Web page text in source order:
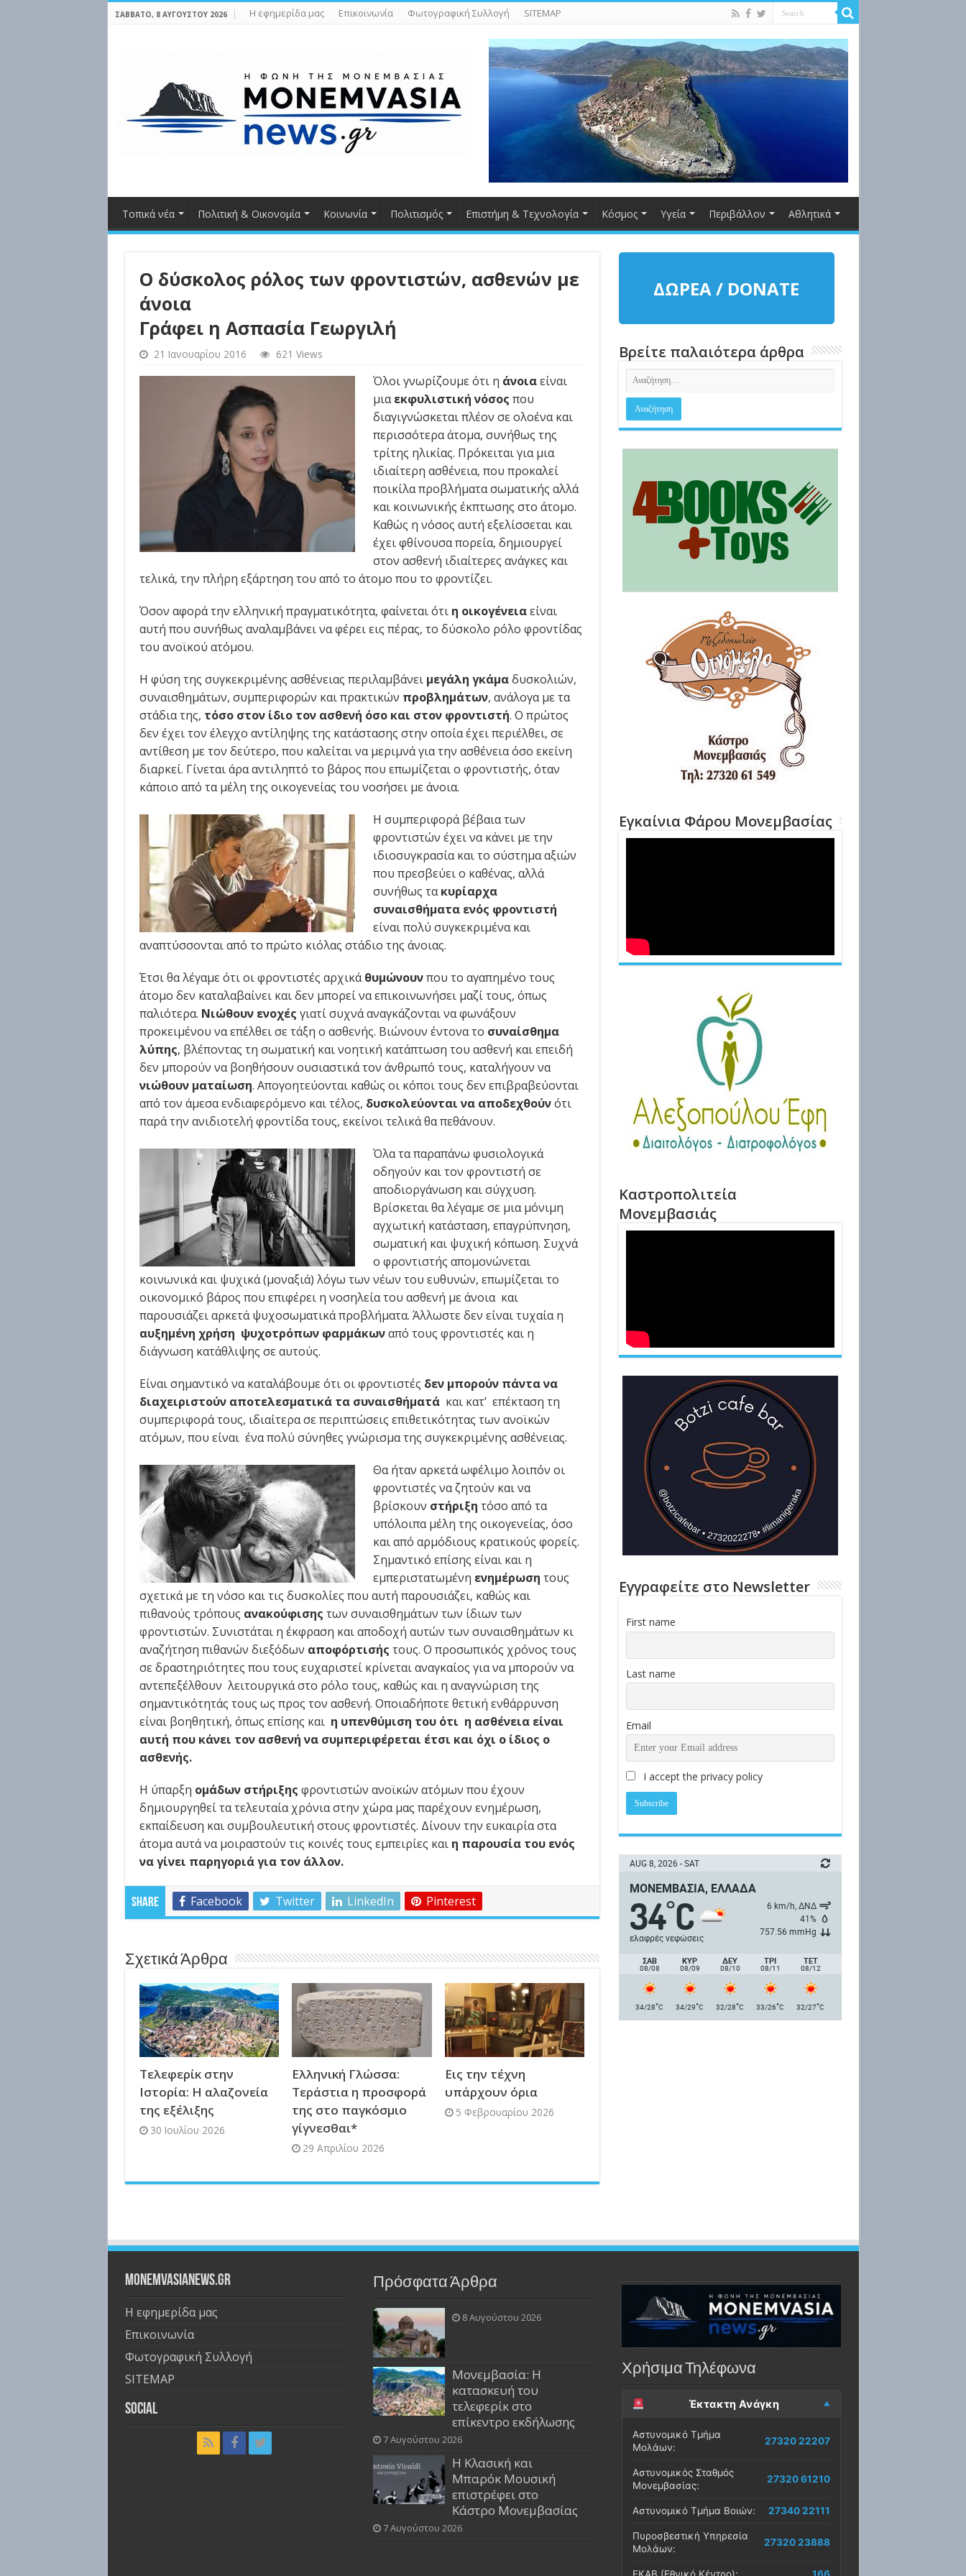
ΣΆΒΒΑΤΟ, 8 ΑΥΓΟΎΣΤΟΥ 2026 Η εφημερίδα μας Επικοινωνία Φωτογραφική Συλλογή SITEMAP
Τοπικά νέα Πολιτική & Οικονομία Κοινωνία Πολιτισμός Επιστήμη & Τεχνολογία Κόσμος Υγεία Περιβάλλον Αθλητικά
Ο δύσκολος ρόλος των φροντιστών, ασθενών με
άνοια
Γράφει η Ασπασία Γεωργιλή
21 Ιανουαρίου 2016 621 Views
Όλοι γνωρίζουμε ότι η άνοιαείναι
μιαεκφυλιστική νόσος που
διαγιγνώσκεται πλέον σε ολοένα και
περισσότερα άτομα, συνήθως της
τρίτης ηλικίας. Πρόκειται για μια
ιδιαίτερη ασθένεια, που προκαλεί
ποικίλα προβλήματα σωματικής αλλά
και κοινωνικής έκπτωσης στο άτομο.
Καθώς η νόσος αυτή εξελίσσεται και
έχει φθίνουσα πορεία, δημιουργεί
στον ασθενή ιδιαίτερες ανάγκες και
τελικά, την πλήρη εξάρτηση του από το άτομο που το φροντίζει.
Όσον αφορά την ελληνική πραγματικότητα, φαίνεται ότι η οικογένειαείναι
αυτή που συνήθως αναλαμβάνει να φέρει εις πέρας, το δύσκολο ρόλο φροντίδας
του ανοϊκού ατόμου.
Η φύση της συγκεκριμένης ασθένειας περιλαμβάνει μεγάλη γκάμαδυσκολιών,
συναισθημάτων, συμπεριφορών και πρακτικών προβλημάτων, ανάλογα με τα
στάδια της, τόσο στον ίδιο τον ασθενή όσο και στον φροντιστή. Ο πρώτος
δεν έχει τον έλεγχο αντίληψης της κατάστασης στην οποία έχει περιέλθει, σε
αντίθεση με τον δεύτερο, που καλείται να μεριμνά για την ασθένεια όσο εκείνη
διαρκεί. Γίνεται άρα αντιληπτό το βάρος που επωμίζεται ο φροντιστής, όταν
κάποιο από τα μέλη της οικογενείας του νοσήσει με άνοια.
Η συμπεριφορά βέβαια των
φροντιστών έχει να κάνει με την
ιδιοσυγκρασία και το σύστημα αξιών
που πρεσβεύει ο καθένας, αλλά
συνήθως τακυρίαρχα
συναισθήματα ενός φροντιστή
είναι πολύ συγκεκριμένα και
αναπτύσσονται από το πρώτο κιόλας στάδιο της άνοιας.
Έτσι θα λέγαμε ότι οι φροντιστές αρχικάθυμώνουνπου το αγαπημένο τους
άτομο δεν καταλαβαίνει και δεν μπορεί να επικοινωνήσει μαζί τους, όπως
παλιότερα. Νιώθουν ενοχές γιατί συχνά αναγκάζονται να φωνάξουν
προκειμένου να επέλθει σε τάξη ο ασθενής. Βιώνουν έντονα το συναίσθημα
λύπης, βλέποντας τη σωματική και νοητική κατάπτωση του ασθενή και επειδή
δεν μπορούν να βοηθήσουν ουσιαστικά τον άνθρωπό τους, καταλήγουν να
νιώθουν ματαίωση. Απογοητεύονται καθώς οι κόποι τους δεν επιβραβεύονται
από τον άμεσα ενδιαφερόμενο και τέλος, δυσκολεύονται να αποδεχθούνότι
παρά την ανιδιοτελή φροντίδα τους, εκείνοι τελικά θα πεθάνουν.
Όλα τα παραπάνω φυσιολογικά
οδηγούν και τον φροντιστή σε
αποδιοργάνωση και σύγχυση.
Βρίσκεται θα λέγαμε σε μια μόνιμη
αγχωτική κατάσταση, επαγρύπνηση,
σωματική και ψυχική κόπωση. Συχνά
ο φροντιστής απομονώνεται
κοινωνικά και ψυχικά (μοναξιά) λόγω των νέων του ευθυνών, επωμίζεται το
οικονομικό βάρος που επιφέρει η νοσηλεία του ασθενή με άνοια και
παρουσιάζει αρκετά ψυχοσωματικά προβλήματα. Άλλωστε δεν είναι τυχαία η
αυξημένη χρήση ψυχοτρόπων φαρμάκωναπό τους φροντιστές και η
διάγνωση κατάθλιψης σε αυτούς.
Είναι σημαντικό να καταλάβουμε ότι οι φροντιστές δεν μπορούν πάντα να
διαχειριστούν αποτελεσματικά τα συναισθήματάκαι κατ’ επέκταση τη
συμπεριφορά τους, ιδιαίτερα σε περιπτώσεις επιθετικότητας των ανοϊκών
ατόμων, που είναι ένα πολύ σύνηθες γνώρισμα της συγκεκριμένης ασθένειας.
Θα ήταν αρκετά ωφέλιμο λοιπόν οι
φροντιστές να ζητούν και να
βρίσκουν στήριξη τόσο από τα
υπόλοιπα μέλη της οικογενείας, όσο
και από αρμόδιους κρατικούς φορείς.
Σημαντικό επίσης είναι και η
εμπεριστατωμένη ενημέρωση τους
σχετικά με τη νόσο και τις δυσκολίες που αυτή παρουσιάζει, καθώς και
πιθανούς τρόπους ανακούφισης των συναισθημάτων των ίδιων των
φροντιστών. Συνιστάται η έκφραση και αποδοχή αυτών των συναισθημάτων κι
αναζήτηση πιθανών διεξόδων αποφόρτισής τους. Ο προσωπικός χρόνος τους
σε δραστηριότητες που τους ευχαριστεί κρίνεται αναγκαίος για να μπορούν να
αντεπεξέλθουν λειτουργικά στο ρόλο τους, καθώς και η αναγνώριση της
σημαντικότητάς τους ως προς τον ασθενή. Οποιαδήποτε θετική ενθάρρυνση
είναι βοηθητική, όπως επίσης και η υπενθύμιση του ότι η ασθένεια είναι
αυτή που κάνει τον ασθενή να συμπεριφέρεται έτσι και όχι ο ίδιος ο
ασθενής.
Η ύπαρξη ομάδων στήριξης φροντιστών ανοϊκών ατόμων που έχουν
δημιουργηθεί τα τελευταία χρόνια στην χώρα μας παρέχουν ενημέρωση,
εκπαίδευση και συμβουλευτική στους φροντιστές. Δίνουν την ευκαιρία στα
άτομα αυτά να μοιραστούν τις κοινές τους εμπειρίες και η παρουσία του ενός
να γίνει παρηγοριά για τον άλλον.
Share Facebook Twitter LinkedIn Pinterest
Σχετικά Άρθρα
Τελεφερίκ στην
Ιστορία: Η αλαζονεία
της εξέλιξης
30 Ιουλίου 2026
Ελληνική Γλώσσα:
Τεράστια η προσφορά
της στο παγκόσμιο
γίγνεσθαι*
29 Απριλίου 2026
Εις την τέχνη
υπάρχουν όρια
5 Φεβρουαρίου 2026
ΔΩΡΕΑ / DONATE
Βρείτε παλαιότερα άρθρα
Εγκαίνια Φάρου Μονεμβασίας
Καστροπολιτεία
Μονεμβασιάς
Εγγραφείτε στο Newsletter
First name
Last name
Email
I accept the privacy policy
AUG 8, 2026 - SAT
ΜΟΝΕΜΒΑΣΙΆ, ΕΛΛΆΔΑ
34°C
ελαφρές νεφώσεις
6 km/h, ΔΝΔ
41%
757.56 mmHg
ΣΑΒ
08/08
ΚΥΡ
08/09
ΔΕΥ
08/10
ΤΡΙ
08/11
ΤΕΤ
08/12
34/28°C 34/29°C 32/28°C 33/26°C 32/27°C
Monemvasianews.gr
Η εφημερίδα μας
Επικοινωνία
Φωτογραφική Συλλογή
SITEMAP
Social
Πρόσφατα Άρθρα
8 Αυγούστου 2026
Μονεμβασία: Η
κατασκευή του
τελεφερίκ στο
επίκεντρο εκδήλωσης
7 Αυγούστου 2026
Η Κλασική και
Μπαρόκ Μουσική
επιστρέφει στο
Κάστρο Μονεμβασίας
7 Αυγούστου 2026
Χρήσιμα Τηλέφωνα
Έκτακτη Ανάγκη
Αστυνομικό Τμήμα
Μολάων:
27320 22207
Αστυνομικός Σταθμός
Μονεμβασίας:
27320 61210
Αστυνομικό Τμήμα Βοιών: 27340 22111
Πυροσβεστική Υπηρεσία
Μολάων:
27320 23888
ΕΚΑΒ (Εθνικό Κέντρο): 166